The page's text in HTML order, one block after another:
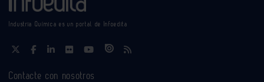
Industria Química es un portal de Infoedita
Contacte con nosotros